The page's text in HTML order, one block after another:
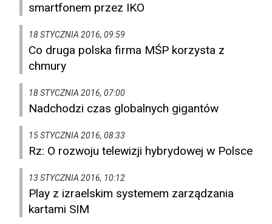
smartfonem przez IKO
18 STYCZNIA 2016, 09:59
Co druga polska firma MŚP korzysta z
chmury
18 STYCZNIA 2016, 07:00
Nadchodzi czas globalnych gigantów
15 STYCZNIA 2016, 08:33
Rz: O rozwoju telewizji hybrydowej w Polsce
13 STYCZNIA 2016, 10:12
Play z izraelskim systemem zarządzania
kartami SIM